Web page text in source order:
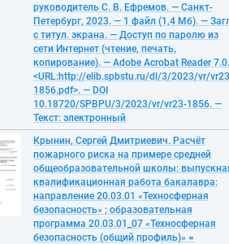
руководитель С. В. Ефремов. — Санкт-
Петербург, 2023. — 1 файл (1,4 Мб). —
с титул. экрана. — Доступ по паролю из
сети Интернет (чтение, печать,
копирование). — Adobe Acrobat Reader
<URL:http://elib.spbstu.ru/dl/3/2023/vr/
1856.pdf>. — DOI
10.18720/SPBPU/3/2023/vr/vr23-1856. —
Текст: электронный
Крынин, Сергей Дмитриевич. Расчёт
пожарного риска на примере средней
общеобразовательной школы:
квалификационная работа бакалавра:
направление 20.03.01 «Техносферная
безопасность» ; образовательная
программа 20.03.01_07 «Техносферная
безопасность (общий профиль)» =